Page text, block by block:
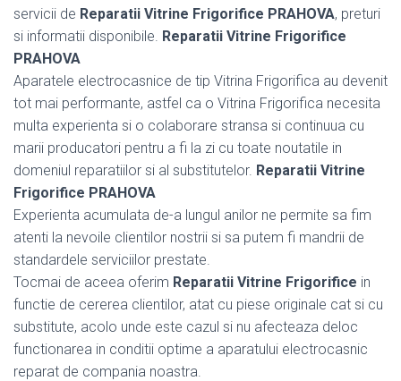
servicii de Reparatii Vitrine Frigorifice PRAHOVA, preturi
si informatii disponibile. Reparatii Vitrine Frigorifice
PRAHOVA
Aparatele electrocasnice de tip Vitrina Frigorifica au devenit
tot mai performante, astfel ca o Vitrina Frigorifica necesita
multa experienta si o colaborare stransa si continuua cu
marii producatori pentru a fi la zi cu toate noutatile in
domeniul reparatiilor si al substitutelor. Reparatii Vitrine
Frigorifice PRAHOVA
Experienta acumulata de-a lungul anilor ne permite sa fim
atenti la nevoile clientilor nostrii si sa putem fi mandrii de
standardele serviciilor prestate.
Tocmai de aceea oferim Reparatii Vitrine Frigorifice in
functie de cererea clientilor, atat cu piese originale cat si cu
substitute, acolo unde este cazul si nu afecteaza deloc
functionarea in conditii optime a aparatului electrocasnic
reparat de compania noastra.